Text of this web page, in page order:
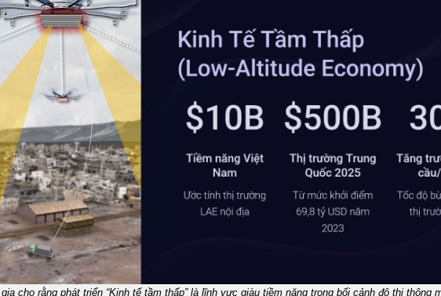
cho rằng phát triển “Kinh tế tầm thấp” là lĩnh vực giàu tiềm năng trong bối cảnh đô thị thông